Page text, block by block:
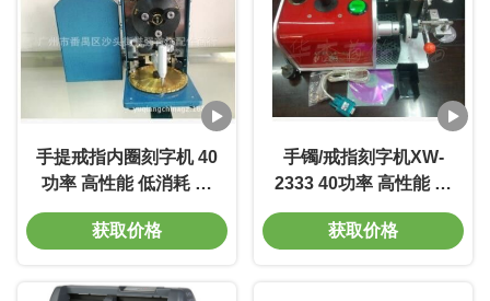
手提戒指内圈刻字机 40
功率 高性能 低消耗 环
保
获取价格
手镯/戒指刻字机XW-
2333 40功率 高性能 低
消耗 环保
获取价格